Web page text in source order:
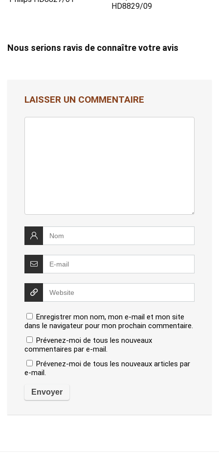
HD8829/09
Nous serions ravis de connaître votre avis
LAISSER UN COMMENTAIRE
Enregistrer mon nom, mon e-mail et mon site
dans le navigateur pour mon prochain commentaire.
Prévenez-moi de tous les nouveaux
commentaires par e-mail.
Prévenez-moi de tous les nouveaux articles par
e-mail.